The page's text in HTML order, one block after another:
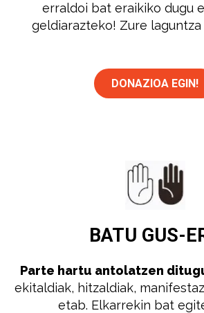
erraldoi bat eraikiko dugu
geldiarazteko! Zure laguntza
DONAZIOA EGIN!
BATU GUS-
Parte hartu antolatzen
ekitaldiak, hitzaldiak,
etab. Elkarrekin bat